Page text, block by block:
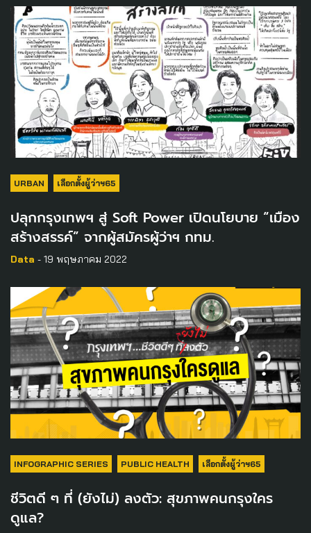
URBAN เลือกตั้งผู้ว่าฯ65
ปลุกกรุงเทพฯ สู่ Soft Power เปิดนโยบาย “เมือง
สร้างสรรค์” จากผู้สมัครผู้ว่าฯ กทม.
Data - 19 พฤษภาคม 2022
INFOGRAPHIC SERIES PUBLIC HEALTH เลือกตั้งผู้ว่าฯ65
ชีวิตดี ๆ ที่ (ยังไม่) ลงตัว: สุขภาพคนกรุงใคร
ดูแล?